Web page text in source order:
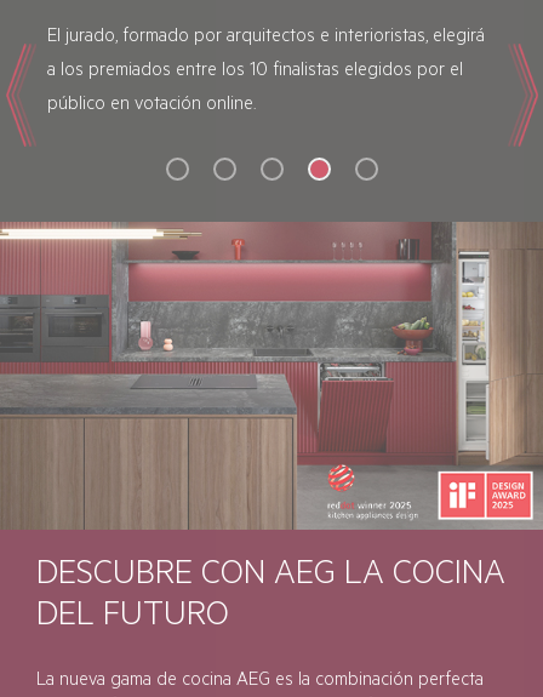
Los ganadores recibirán grandes premios:
electrodomésticos premium AEG, cena para 2 personas
en estrella Michelin y un viaje a Estocolmo para 2
Previous
DESCUBRE CON AEG LA COCINA